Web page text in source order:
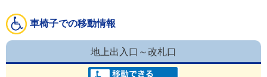
車椅子での移動情報
地上出入口～改札口